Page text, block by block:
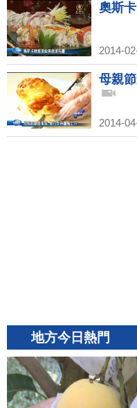
奧斯
2014-
母親
2014-
地方今日熱門